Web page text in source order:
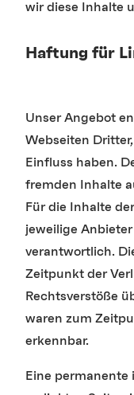
wir diese Inhalte
Haftung für
Unser Angebot
Webseiten
Einfluss haben.
fremden Inhalte
Für die Inhalte
jeweilige
verantwortlich.
Zeitpunkt der
Rechtsverstöße
waren zum
erkennbar.
Eine